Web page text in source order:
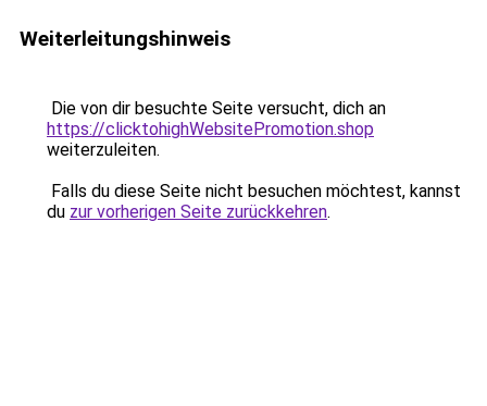
Weiterleitungshinweis
Die von dir besuchte Seite versucht, dich an
https://clicktohighWebsitePromotion.shop
weiterzuleiten.
Falls du diese Seite nicht besuchen möchtest, kannst
du zur vorherigen Seite zurückkehren.